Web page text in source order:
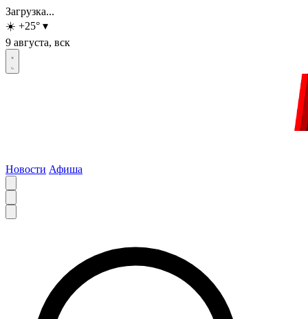
Загрузка...
☀️ +25° ▾
9 августа, вск
Новости Афиша